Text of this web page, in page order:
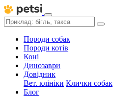
Породи собак
Породи котів
Коні
Динозаври
Довідник
Вет. клініки Клички собак
Блог